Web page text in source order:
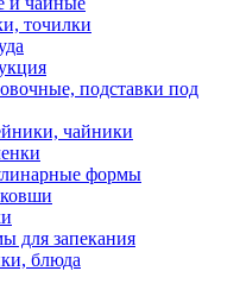
точилки
подставки под
чайники
формы
для запекания
блюда